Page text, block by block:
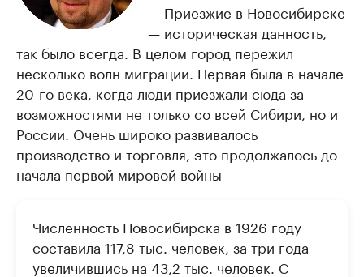
— Приезжие в Новосибирске
— историческая данность,
так было всегда. В целом город пережил
несколько волн миграции. Первая была в начале
20-го века, когда люди приезжали сюда за
возможностями не только со всей Сибири, но и
России. Очень широко развивалось
производство и торговля, это продолжалось до
начала первой мировой войны
Численность Новосибирска в 1926 году
составила 117,8 тыс. человек, за три года
увеличившись на 43,2 тыс. человек. С